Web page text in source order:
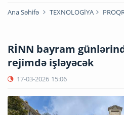
Ana Səhifə TEXNOLOGİYA
RİNN bayram
rejimdə işləyəcək
17-03-2026 15:06